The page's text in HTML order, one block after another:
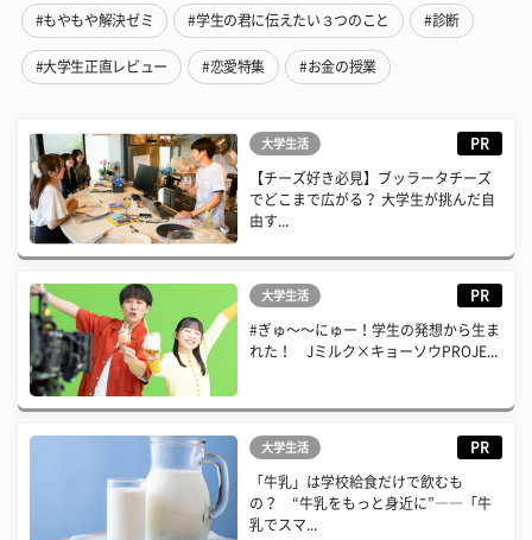
#もやもや解決ゼミ #学生の君に伝えたい３つのこと #診断
#大学生正直レビュー #恋愛特集 #お金の授業
大学生活 PR
【チーズ好き必見】ブッラータチーズ
でどこまで広がる？ 大学生が挑んだ自
由す...
大学生活 PR
#ぎゅ〜〜にゅー！学生の発想から生ま
れた！ Jミルク×キョーソウPROJE...
大学生活 PR
「牛乳」は学校給食だけで飲むも
の？ “牛乳をもっと身近に”――「牛
乳でスマ...